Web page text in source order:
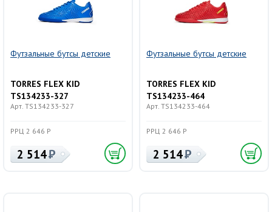
Футзальные бутсы детские
TORRES FLEX KID
TS134233-327
Арт. TS134233-327
РРЦ 2 646 Р
2 514
Футзальные бутсы детские
TORRES FLEX KID
TS134233-464
Арт. TS134233-464
РРЦ 2 646 Р
2 514